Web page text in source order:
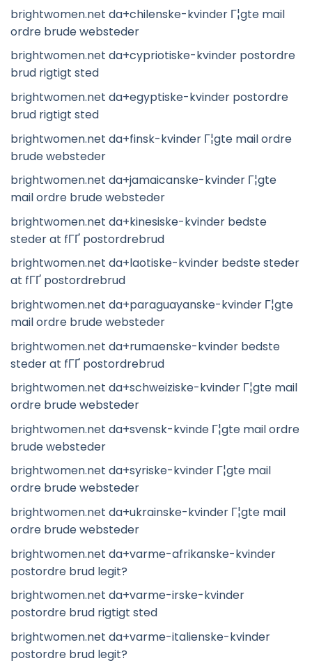
brightwomen.net da+chilenske-kvinder Г¦gte mail
ordre brude websteder
brightwomen.net da+cypriotiske-kvinder postordre
brud rigtigt sted
brightwomen.net da+egyptiske-kvinder postordre
brud rigtigt sted
brightwomen.net da+finsk-kvinder Г¦gte mail ordre
brude websteder
brightwomen.net da+jamaicanske-kvinder Г¦gte
mail ordre brude websteder
brightwomen.net da+kinesiske-kvinder bedste
steder at fГҐ postordrebrud
brightwomen.net da+laotiske-kvinder bedste steder
at fГҐ postordrebrud
brightwomen.net da+paraguayanske-kvinder Г¦gte
mail ordre brude websteder
brightwomen.net da+rumaenske-kvinder bedste
steder at fГҐ postordrebrud
brightwomen.net da+schweiziske-kvinder Г¦gte mail
ordre brude websteder
brightwomen.net da+svensk-kvinde Г¦gte mail ordre
brude websteder
brightwomen.net da+syriske-kvinder Г¦gte mail
ordre brude websteder
brightwomen.net da+ukrainske-kvinder Г¦gte mail
ordre brude websteder
brightwomen.net da+varme-afrikanske-kvinder
postordre brud legit?
brightwomen.net da+varme-irske-kvinder
postordre brud rigtigt sted
brightwomen.net da+varme-italienske-kvinder
postordre brud legit?